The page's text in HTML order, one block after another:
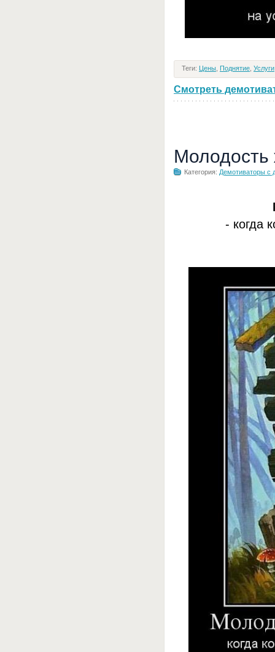
Теги: Цены Поднятие Услуги
Смотреть
Молодость
Категория: Демотиваторы с
- когда